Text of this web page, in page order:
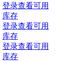
登录查看可用
库存
登录查看可用
库存
登录查看可用
库存